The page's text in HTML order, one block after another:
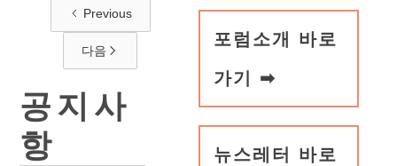
Previous
다음
공지사
항
포럼소개 바로
가기 ➡
뉴스레터 바로